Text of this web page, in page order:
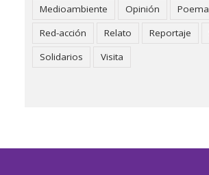
Medioambiente
Opinión
Poema
Red-acción
Relato Reportaje
Solidarios
Visita